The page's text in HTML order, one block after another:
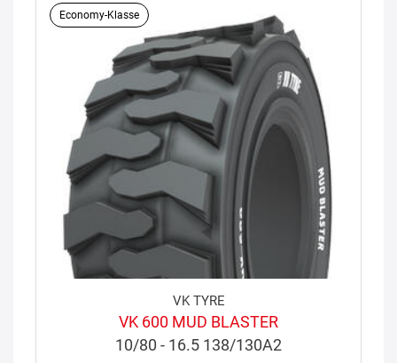
Economy-Klasse
VK TYRE
VK 600 MUD BLASTER
10/80 - 16.5 138/130A2